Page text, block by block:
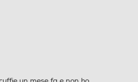
un mese fa e non ho
allora. Sono molto